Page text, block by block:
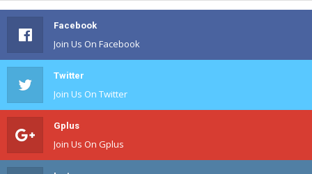
Facebook
Join Us On Facebook
Twitter
Join Us On Twitter
Gplus
Join Us On Gplus